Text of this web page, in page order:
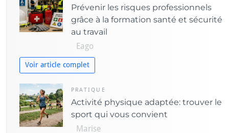
r
i
e
Prévenir les risques professionnels
grâce à la formation santé et sécurité
au travail
Eago
Voir article complet
PRATIQUE
Activité physique adaptée: trouver le
sport qui vous convient
Marise